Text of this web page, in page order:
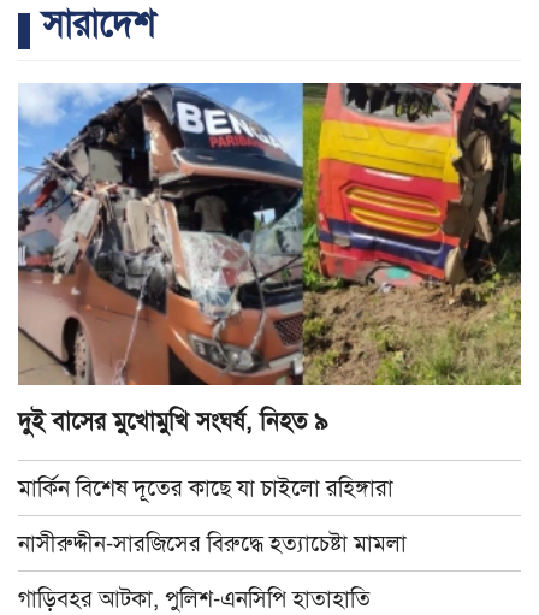
সারাদেশ
দুই বাসের মুখোমুখি সংঘর্ষ, নিহত ৯
মার্কিন বিশেষ দূতের কাছে যা চাইলো রহিঙ্গারা
নাসীরুদ্দীন-সারজিসের বিরুদ্ধে হত্যাচেষ্টা মামলা
গাড়িবহর আটকা, পুলিশ-এনসিপি হাতাহাতি